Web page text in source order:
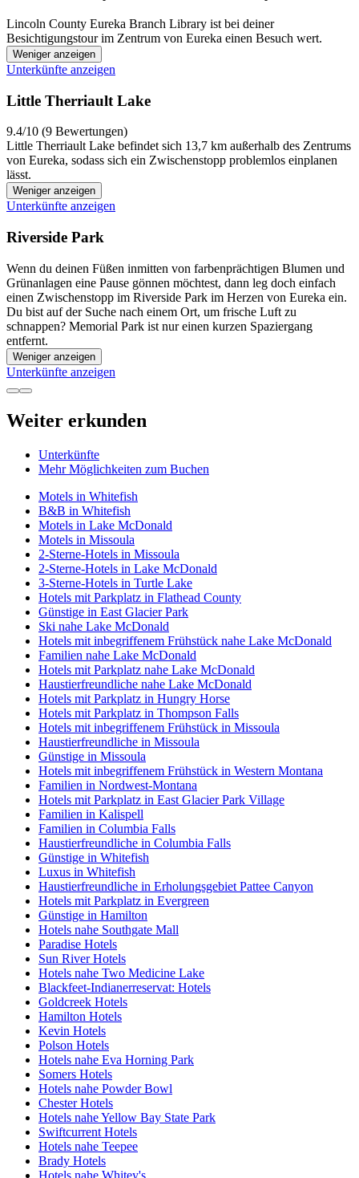
Lincoln County Eureka Branch Library ist bei deiner
Besichtigungstour im Zentrum von Eureka einen Besuch wert.
Weniger anzeigen
Unterkünfte anzeigen
Little Therriault Lake
9.4/10 (9 Bewertungen)
Little Therriault Lake befindet sich 13,7 km außerhalb des Zentrums
von Eureka, sodass sich ein Zwischenstopp problemlos einplanen
lässt.
Weniger anzeigen
Unterkünfte anzeigen
Riverside Park
Wenn du deinen Füßen inmitten von farbenprächtigen Blumen und
Grünanlagen eine Pause gönnen möchtest, dann leg doch einfach
einen Zwischenstopp im Riverside Park im Herzen von Eureka ein.
Du bist auf der Suche nach einem Ort, um frische Luft zu
schnappen? Memorial Park ist nur einen kurzen Spaziergang
entfernt.
Weniger anzeigen
Unterkünfte anzeigen
Weiter erkunden
Unterkünfte
Mehr Möglichkeiten zum Buchen
Motels in Whitefish
B&B in Whitefish
Motels in Lake McDonald
Motels in Missoula
2-Sterne-Hotels in Missoula
2-Sterne-Hotels in Lake McDonald
3-Sterne-Hotels in Turtle Lake
Hotels mit Parkplatz in Flathead County
Günstige in East Glacier Park
Ski nahe Lake McDonald
Hotels mit inbegriffenem Frühstück nahe Lake McDonald
Familien nahe Lake McDonald
Hotels mit Parkplatz nahe Lake McDonald
Haustierfreundliche nahe Lake McDonald
Hotels mit Parkplatz in Hungry Horse
Hotels mit Parkplatz in Thompson Falls
Hotels mit inbegriffenem Frühstück in Missoula
Haustierfreundliche in Missoula
Günstige in Missoula
Hotels mit inbegriffenem Frühstück in Western Montana
Familien in Nordwest-Montana
Hotels mit Parkplatz in East Glacier Park Village
Familien in Kalispell
Familien in Columbia Falls
Haustierfreundliche in Columbia Falls
Günstige in Whitefish
Luxus in Whitefish
Haustierfreundliche in Erholungsgebiet Pattee Canyon
Hotels mit Parkplatz in Evergreen
Günstige in Hamilton
Hotels nahe Southgate Mall
Paradise Hotels
Sun River Hotels
Hotels nahe Two Medicine Lake
Blackfeet-Indianerreservat: Hotels
Goldcreek Hotels
Hamilton Hotels
Kevin Hotels
Polson Hotels
Hotels nahe Eva Horning Park
Somers Hotels
Hotels nahe Powder Bowl
Chester Hotels
Hotels nahe Yellow Bay State Park
Swiftcurrent Hotels
Hotels nahe Teepee
Brady Hotels
Hotels nahe Whitey's